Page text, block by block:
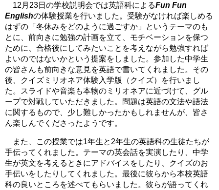
12月23日の学校説明会では英語科によるFun Fun
Englishの体験授業を行いました。受験がなければ楽しめる
はずの「冬休みをどのように過ごすか」というテーマのも
とに、前向きに勉強の計画を立て、モチベーションを保つ
ために、合格後にしてみたいことを考えながら勉強すれば
よいのではないかという提案をしました。参加した中学生
の皆さんも前向きな意見を英語で書いてくれました。その
後、クイズミリオネア体験入学版（クイズ）を行いまし
た。スライドや音楽も本物のミリオネアに近づけて、グル
ープで対戦していただきました。問題は英語の文法や語法
に関するもので、少し難しかったかもしれませんが、皆さ
ん楽しんでくださったようです。
また、この授業では1年生と2年生の英語科の生徒たちが
手伝ってくれました。テーマの英会話を実演したり、中学
生が英文を考えるときにアドバイスをしたり、クイズのお
手伝いをしたりしてくれました。最後に彼らから本校英語
科の良いところを述べてもらいました。彼らが語ってくれ